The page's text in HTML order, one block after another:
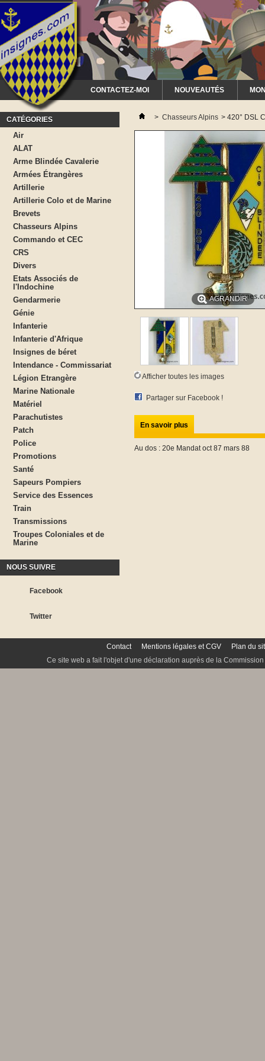
CONTACTEZ-MOI NOUVEAUTÉS
CATÉGORIES
Air
ALAT
Arme Blindée Cavalerie
Armées Étrangères
Artillerie
Artillerie Colo et de Marine
Brevets
Chasseurs Alpins
Commando et CEC
CRS
Divers
Etats Associés de
l'Indochine
Gendarmerie
Génie
Infanterie
Infanterie d'Afrique
Insignes de béret
Intendance - Commissariat
Légion Etrangère
Marine Nationale
Matériel
Parachutistes
Patch
Police
Promotions
Santé
Sapeurs Pompiers
Service des Essences
Train
Transmissions
Troupes Coloniales et de
Marine
NOUS SUIVRE
Facebook
Twitter
> Chasseurs Alpins > 420° DSL
AGRANDIR
Afficher toutes les images
Partager sur Facebook !
En savoir plus
Au dos : 20e Mandat oct 87 mars 88
Contact Mentions légales et CGV
Plan du
Ce site web a fait l'objet d'une déclaration auprès de la